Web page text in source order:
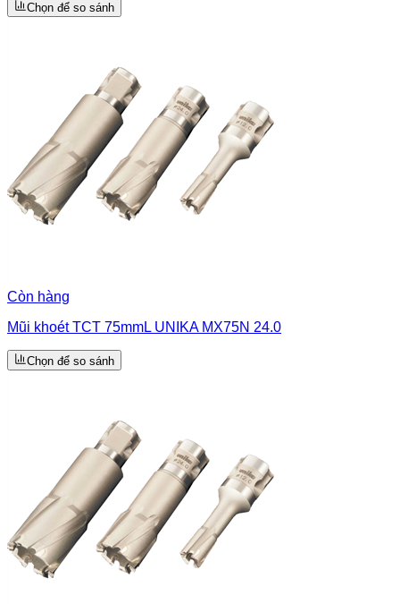
Chọn để so sánh
Còn hàng
Mũi khoét TCT 75mmL UNIKA MX75N 24.0
Chọn để so sánh